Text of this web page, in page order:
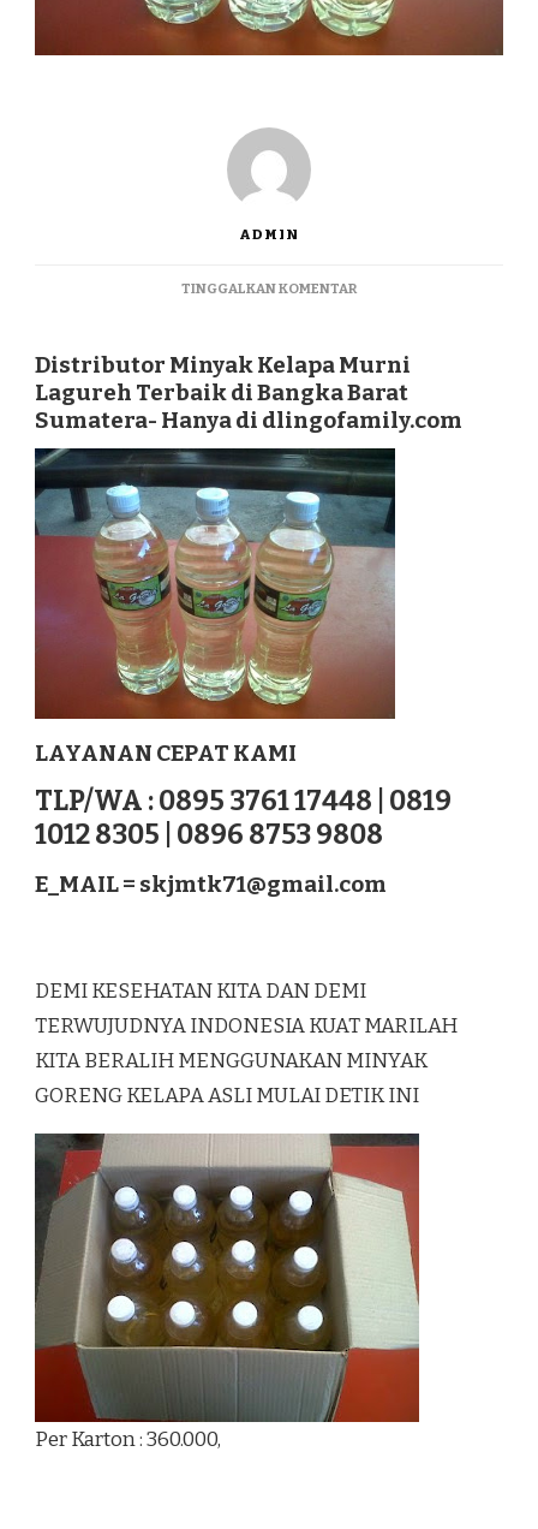
ADMIN
TINGGALKAN KOMENTARPADA
KELAPA
MURNI
LAGUREH
TERBAIK
DI
BANGKA
BARAT
SUMATERA
Distributor Minyak Kelapa Murni
Lagureh Terbaik di Bangka Barat
Sumatera- Hanya di dlingofamily.com
LAYANAN CEPAT KAMI
TLP/WA : 0895 3761 17448 | 0819
1012 8305 | 0896 8753 9808
E_MAIL = skjmtk71@gmail.com
DEMI KESEHATAN KITA DAN DEMI
TERWUJUDNYA INDONESIA KUAT MARILAH
KITA BERALIH MENGGUNAKAN MINYAK
GORENG KELAPA ASLI MULAI DETIK INI
Per Karton : 360.000,